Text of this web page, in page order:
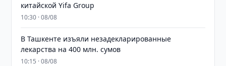
китайской Yifa Group
10:30 · 08/08
​​​​​​​В Ташкенте изъяли незадекларированные
лекарства на 400 млн. сумов
10:15 · 08/08